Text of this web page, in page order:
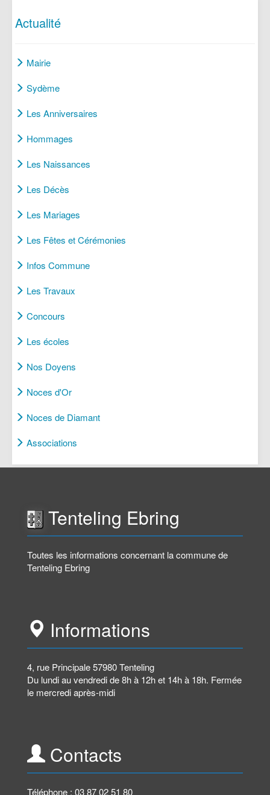
Actualité
Mairie
Sydème
Les Anniversaires
Hommages
Les Naissances
Les Décès
Les Mariages
Les Fêtes et Cérémonies
Infos Commune
Les Travaux
Concours
Les écoles
Nos Doyens
Noces d'Or
Noces de Diamant
Associations
Tenteling Ebring
Toutes les informations concernant la commune de
Tenteling Ebring
Informations
4, rue Principale 57980 Tenteling
Du lundi au vendredi de 8h à 12h et 14h à 18h. Fermée
le mercredi après-midi
Contacts
Téléphone : 03 87 02 51 80